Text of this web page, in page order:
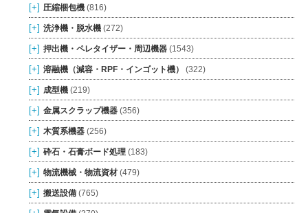
[+] 圧縮梱包機 (816)
[+] 洗浄機・脱水機 (272)
[+] 押出機・ペレタイザー・周辺機器 (1543)
[+] 溶融機（減容・RPF・インゴット機） (322)
[+] 成型機 (219)
[+] 金属スクラップ機器 (356)
[+] 木質系機器 (256)
[+] 砕石・石膏ボード処理 (183)
[+] 物流機械・物流資材 (479)
[+] 搬送設備 (765)